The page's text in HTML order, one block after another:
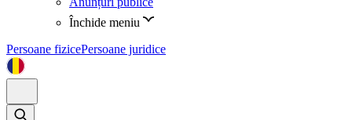
Închide meniu
Persoane fizicePersoane juridice